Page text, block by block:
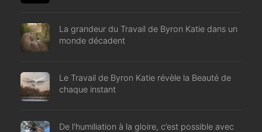
La grandeur du Travail de Byron Katie dans un
monde décadent
Le Travail de Byron Katie révèle la Beauté de
chaque instant
De l’humiliation à la gloire, c’est possible avec